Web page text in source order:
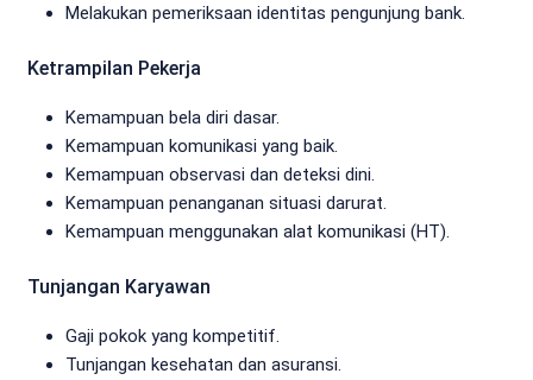
Melakukan pemeriksaan identitas pengunjung bank.
Ketrampilan Pekerja
Kemampuan bela diri dasar.
Kemampuan komunikasi yang baik.
Kemampuan observasi dan deteksi dini.
Kemampuan penanganan situasi darurat.
Kemampuan menggunakan alat komunikasi (HT).
Tunjangan Karyawan
Gaji pokok yang kompetitif.
Tunjangan kesehatan dan asuransi.